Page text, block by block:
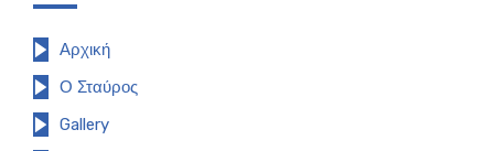
Αρχική
Ο Σταύρος
Gallery